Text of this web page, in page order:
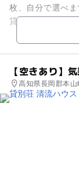
枚、自分で選べ
貸し切りでたっ
【空きあり】
高知県長岡郡本山